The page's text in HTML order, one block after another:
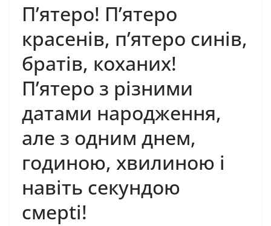
П’ятеро! П’ятеро
красенів, п’ятеро синів,
братів, коханих!
П’ятеро з різними
датами народження,
але з одним днем,
годиною, хвилиною і
навіть секундою
смерtі!